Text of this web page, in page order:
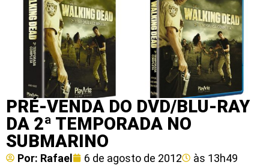
PRÉ-VENDA DO DVD/BLU-RAY
DA 2ª TEMPORADA NO
SUBMARINO
Por: Rafael 6 de agosto de 2012 às 13h49